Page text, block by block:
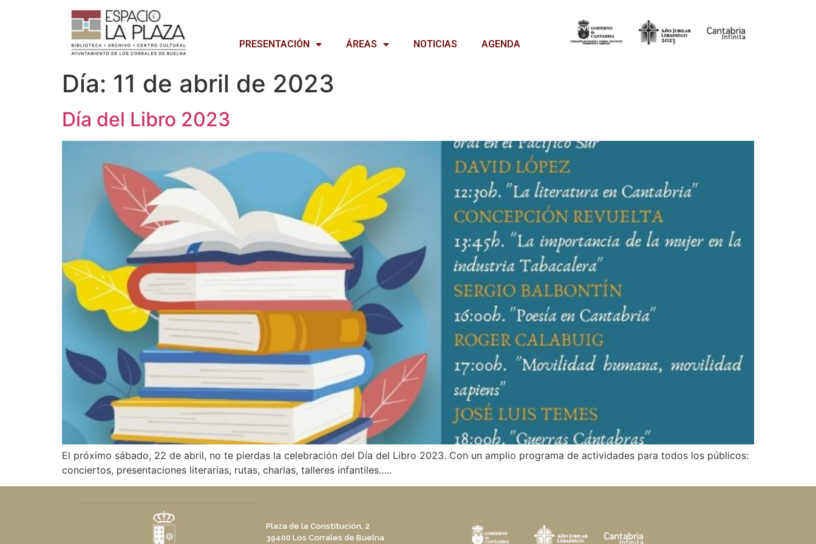
PRESENTACIÓN ÁREAS NOTICIAS AGENDA
Día: 11 de abril de 2023
Día del Libro 2023
El próximo sábado, 22 de abril, no te pierdas la celebración del Día del Libro 2023. Con un amplio programa de actividades para todos los públicos:
conciertos, presentaciones literarias, rutas, charlas, talleres infantiles…..
Plaza de la Constitución, 2
39400 Los Corrales de Buelna